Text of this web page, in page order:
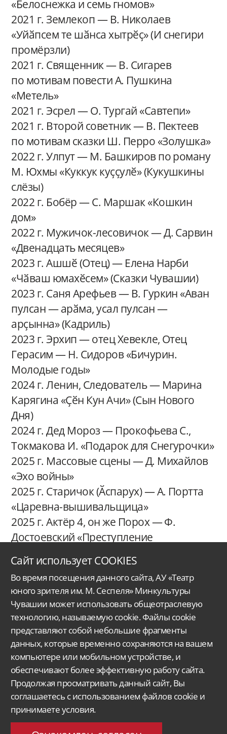
«Белоснежка и семь гномов»
2021 г. Землекоп — В. Николаев
«Уйӑпсем те шӑнса хытрӗҫ» (И снегири
промёрзли)
2021 г. Священник — В. Сигарев
по мотивам повести А. Пушкина
«Метель»
2021 г. Эсрел — О. Тургай «Савтепи»
2021 г. Второй советник — В. Пектеев
по мотивам сказки Ш. Перро «Золушка»
2022 г. Улпут — М. Башкиров по роману
М. Юхмы «Куккук куҫҫулӗ» (Кукушкины
слёзы)
2022 г. Бобёр — С. Маршак «Кошкин
дом»
2022 г. Мужичок-лесовичок — Д. Сарвин
«Двенадцать месяцев»
2023 г. Ашшӗ (Отец) — Елена Нарби
«Чӑваш юмахӗсем» (Сказки Чувашии)
2023 г. Саня Арефьев — В. Гуркин «Аван
пулсан — арӑма, усал пулсан —
арҫынна» (Кадриль)
2023 г. Эрхип — отец Хевекле, Отец
Герасим — Н. Сидоров «Бичурин.
Молодые годы»
2024 г. Ленин, Следователь — Марина
Карягина «Ҫӗн Кун Ачи» (Сын Нового
Дня)
2024 г. Дед Мороз — Прокофьева С.,
Токмакова И. «Подарок для Снегурочки»
2025 г. Массовые сцены — Д. Михайлов
«Эхо войны»
2025 г. Старичок (Ӑспарух) — А. Портта
«Царевна-вышивальщица»
2025 г. Актёр 4, он же Порох — Ф.
Достоевский «Преступление
Автономное учреждение Чувашской Республики«Чувашский государственный
ордена Дружбы народовтеатр юного зрителя им. М. Сеспеля»Министерства
культуры, по делам национальностей и архивного дела Чувашской Республики.
Версия для слабовидящих Поиск...
428015, Чебоксары,
Московский проспект 33/9
Касса: +7 8352 45-00-34
Сайт использует COOKIES
Во время посещения данного сайта, АУ «Театр
юного зрителя им. М. Сеспеля» Минкультуры
Чувашии может использовать общеотраслевую
технологию, называемую cookie. Файлы cookie
представляют собой небольшие фрагменты
данных, которые временно сохраняются на вашем
компьютере или мобильном устройстве, и
обеспечивают более эффективную работу сайта.
Продолжая просматривать данный сайт, Вы
соглашаетесь с использованием файлов cookie и
принимаете условия.